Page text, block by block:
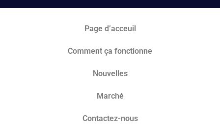
Page d’acceuil
Comment ça fonctionne
Nouvelles
Marché​
Contactez-nous